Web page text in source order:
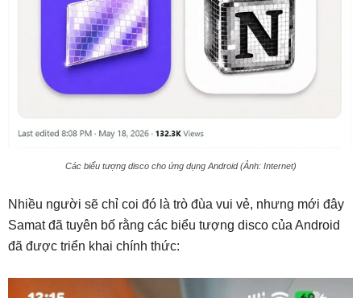
Các biểu tượng disco cho ứng dụng Android (Ảnh: Internet)
Nhiều người sẽ chỉ coi đó là trò đùa vui vẻ, nhưng mới đây
Samat đã tuyên bố rằng các biểu tượng disco của Android
đã được triển khai chính thức: